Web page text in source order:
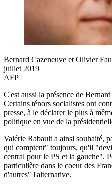
Bernard Cazeneuve et Olivier
juillet 2019
AFP
C'est aussi la présence de
Certains ténors socialistes ont
presse, à le déclarer le plus à
politique en vue de la
Valérie Rabault a ainsi souhaité,
qui comptent" toujours, qu'il
central pour le PS et la gauche".
particulière dans le coeur des
d'autres" l'alternative.